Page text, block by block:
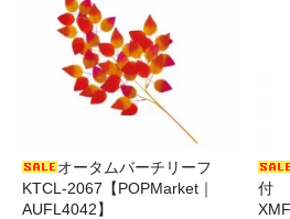
オータムバーチリーフ
KTCL-2067【POPMarket｜
AUFL4042】
付